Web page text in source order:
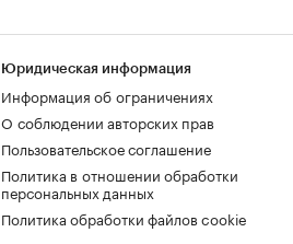
Юридическая информация
Информация об ограничениях
О соблюдении авторских прав
Пользовательское соглашение
Политика в отношении обработки
персональных данных
Политика обработки файлов cookie